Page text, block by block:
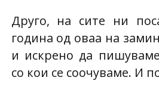
Друго, на сите ни
година од оваа на
и искрено да
со кои се соочуваме. И